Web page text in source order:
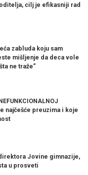
cilj je efikasniji rad
zabluda koju sam
mišljenje da deca vole
ne traže”
najčešće preuzima i koje
direktora Jovine gimnazije,
u prosveti